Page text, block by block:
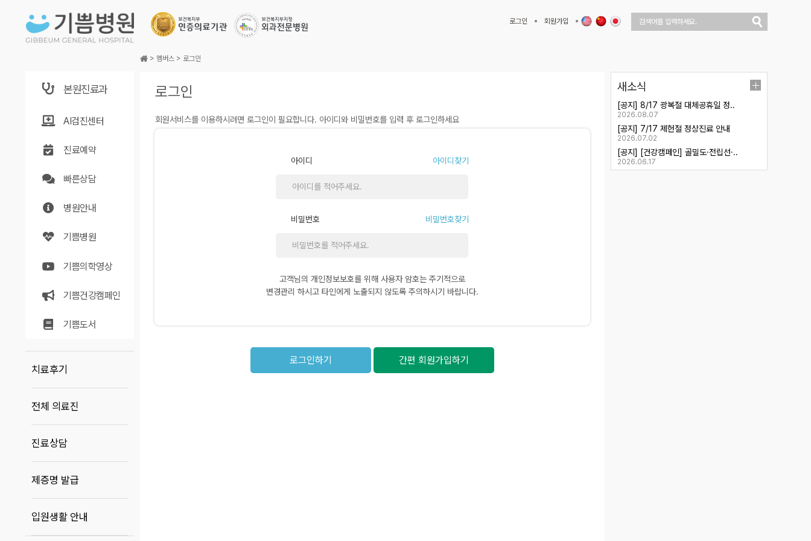
로그인 회원가입
본원진료과
AI검진센터
진료예약
빠른상담
병원안내
기쁨병원
기쁨의학영상
기쁨건강캠페인
기쁨도서
치료후기
전체 의료진
진료상담
제증명 발급
입원생활 안내
> 멤버스 > 로그인
로그인
회원서비스를 이용하시려면 로그인이 필요합니다. 아이디와 비밀번호를 입력 후 로그인하세요
아이디 아이디찾기
비밀번호 비밀번호찾기
고객님의 개인정보보호를 위해 사용자 암호는 주기적으로
변경관리 하시고 타인에게 노출되지 않도록 주의하시기 바랍니다.
로그인하기 간편 회원가입하기
새소식
[공지] 8/17 광복절 대체공휴일 정..
2026.08.07
[공지] 7/17 제헌절 정상진료 안내
2026.07.02
[공지] [건강캠페인] 골밀도·전립선·..
2026.06.17